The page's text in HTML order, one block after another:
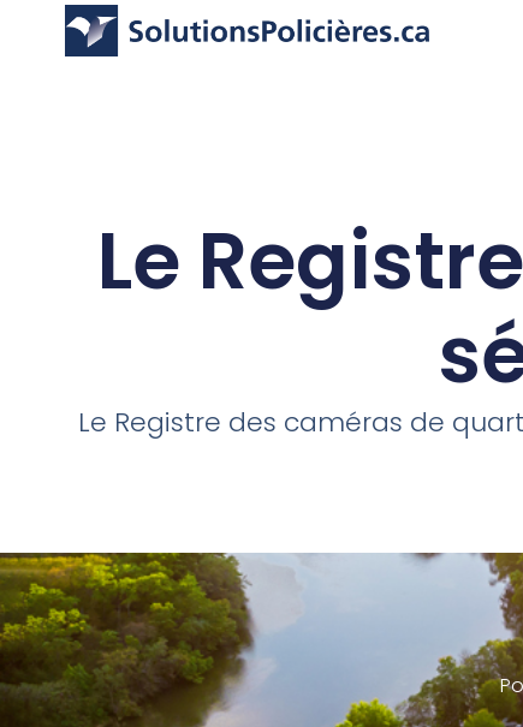
Le
Le Registre des caméras de